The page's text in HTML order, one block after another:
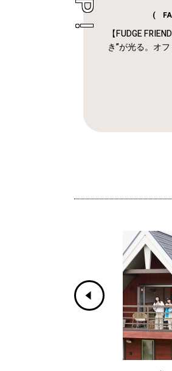
(
【FUDGE
き”が光る。オ